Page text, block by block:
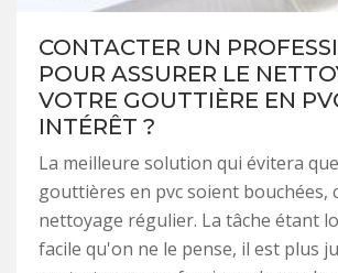
CONTACTER UN
POUR ASSURER LE
VOTRE GOUTTIÈRE EN
INTÉRÊT ?
La meilleure solution qui évitera
gouttières en pvc soient bouchées,
nettoyage régulier. La tâche étant
facile qu'on ne le pense, il est plus